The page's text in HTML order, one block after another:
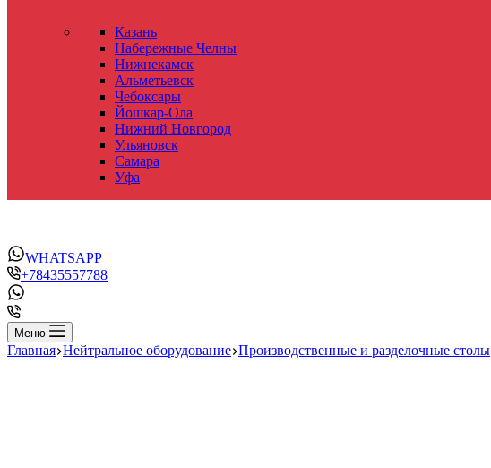
Казань
Набережные Челны
Нижнекамск
Альметьевск
Чебоксары
Йошкар-Ола
Нижний Новгород
Ульяновск
Самара
Уфа
WHATSAPP
+78435557788
Меню
Главная Нейтральное оборудование Производственные и разделочные столы